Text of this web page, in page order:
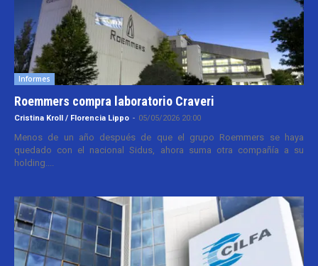
Informes
Roemmers compra laboratorio Craveri
Cristina Kroll / Florencia Lippo - 05/05/2026 20:00
Menos de un año después de que el grupo Roemmers se haya
quedado con el nacional Sidus, ahora suma otra compañía a su
holding....